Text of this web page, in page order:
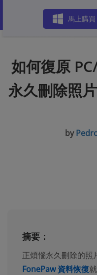
馬上購買
如何復原
永久刪除照
by
摘要：
正煩惱永久刪除的照
FonePaw 資料恢復